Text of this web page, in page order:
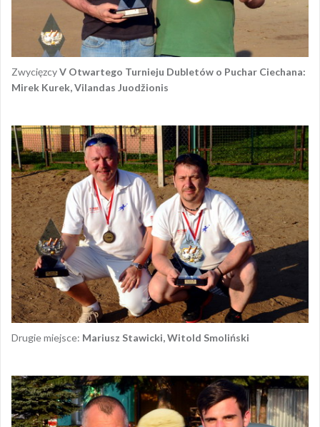
ZwycięzcyV Otwartego Turnieju Dubletów o Puchar Ciechana:
Mirek Kurek, Vilandas Juodžionis
Drugie miejsce: Mariusz Stawicki, Witold Smoliński